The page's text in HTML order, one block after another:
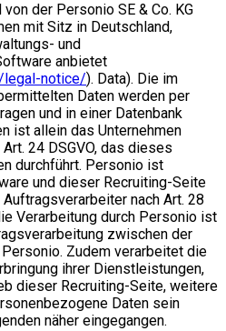
der Personio SE & Co. KG
mit Sitz in Deutschland,
und
anbietet
legal-notice/). Data). Die im
Daten werden per
und in einer Datenbank
ist allein das Unternehmen
24 DSGVO, das dieses
durchführt. Personio ist
und dieser Recruiting-Seite
nach Art. 28
Verarbeitung durch Personio ist
zwischen der
Zudem verarbeitet die
ihrer Dienstleistungen,
dieser Recruiting-Seite, weitere
Daten sein
näher eingegangen.